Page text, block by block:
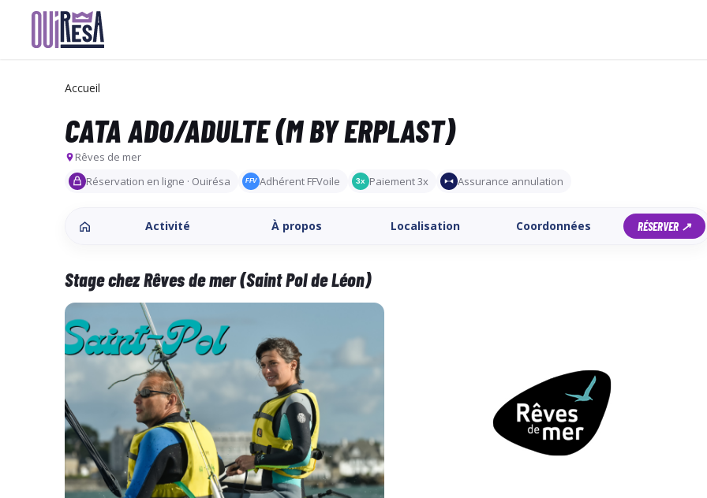
Accueil
CATA ADO/ADULTE (M BY ERPLAST)
Rêves de mer
Réservation en ligne · Ouirésa
FFV Adhérent FFVoile 3x Paiement 3x Assurance annulation
Activité À propos Localisation Coordonnées RÉSERVER ↗
Stage chez Rêves de mer (Saint Pol de Léon)